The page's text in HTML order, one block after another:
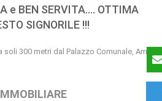
e BEN SERVITA.... OTTIMA
SIGNORILE !!!
soli 300 metri dal Palazzo Comunale, Ampio e